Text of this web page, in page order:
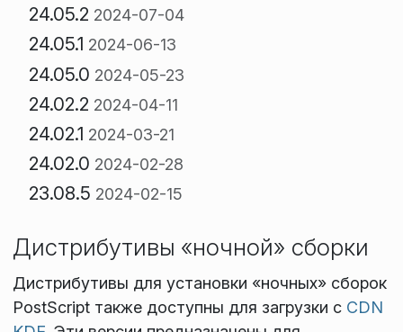
24.05.2 2024-07-04
24.05.1 2024-06-13
24.05.0 2024-05-23
24.02.2 2024-04-11
24.02.1 2024-03-21
24.02.0 2024-02-28
23.08.5 2024-02-15
Дистрибутивы «ночной» сборки
Дистрибутивы для установки «ночных» сборок
PostScript также доступны для загрузки с CDN